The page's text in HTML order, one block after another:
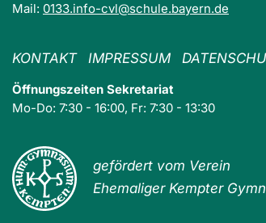
Mail: 0133.info-cvl@schule.bayern.de
KONTAKT IMPRESSUM
Öffnungszeiten Sekretariat
Mo-Do: 7:30 - 16:00, Fr: 7:30 - 13:30
gefördert vom Verein
Ehemaliger Kempter